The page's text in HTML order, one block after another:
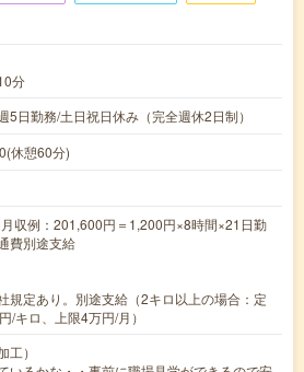
分
5日勤務/土日祝日休み（完全週休2日制）
休憩60分)
収例：201,600円＝1,200円×8時間×21日勤
費別途支給
規定あり。別途支給（2キロ以上の場合：定
/キロ、上限4万円/月）
工）